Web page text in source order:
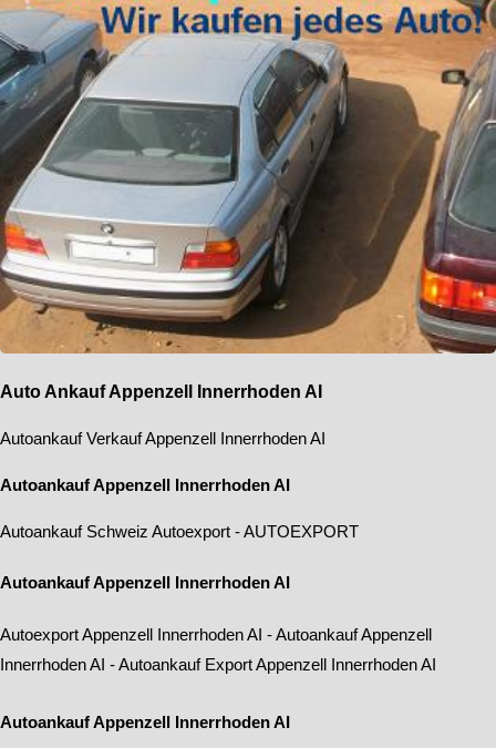
Auto Ankauf Appenzell Innerrhoden AI
Autoankauf Verkauf Appenzell Innerrhoden AI
Autoankauf Appenzell Innerrhoden AI
Autoankauf Schweiz Autoexport -AUTOEXPORT
Autoankauf Appenzell Innerrhoden AI
Autoexport Appenzell Innerrhoden AI -Autoankauf Appenzell
Innerrhoden AI -Autoankauf Export Appenzell Innerrhoden AI
Autoankauf Appenzell Innerrhoden AI